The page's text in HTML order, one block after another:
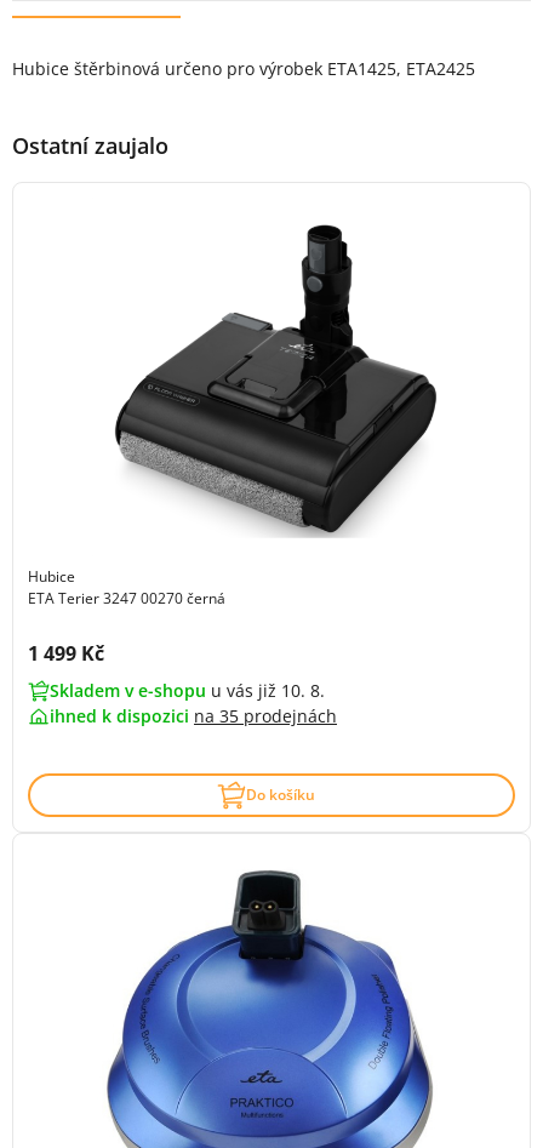
Hubice štěrbinová určeno pro výrobek ETA1425, ETA2425
Ostatní zaujalo
Hubice
ETA Terier 3247 00270 černá
Cena s DPH:
1 499 Kč
Skladem v e-shopu u vás již 10. 8.
ihned k dispozici na 35 prodejnách
Do košíku